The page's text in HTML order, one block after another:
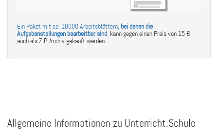
Ein Paket mit ca. 10000 Arbeitsblättern, bei denen die
Aufgabenstellungen bearbeitbar sind, kann gegen einen Preis von 15 €
auch als ZIP-Archiv gekauft werden.
Allgemeine Informationen zu Unterricht.Schule